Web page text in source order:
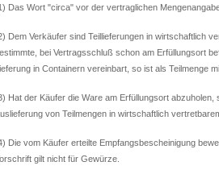
Das Wort "circa" vor der vertraglichen
Dem Verkäufer sind Teillieferungen in wirtschaftlich
bei Vertragsschluß schon am Erfüllungsort
in Containern vereinbart, so ist als Teilmenge
Hat der Käufer die Ware am Erfüllungsort
von Teilmengen in wirtschaftlich
Die vom Käufer erteilte Empfangsbescheinigung
gilt nicht für Gewürze.